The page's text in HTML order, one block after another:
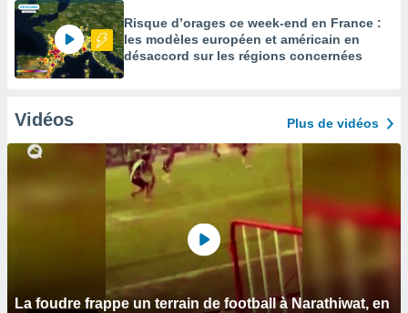
Risque d’orages ce week-end en France :
les modèles européen et américain en
désaccord sur les régions concernées
Vidéos Plus de vidéos
La foudre frappe un terrain de football à Narathiwat, en